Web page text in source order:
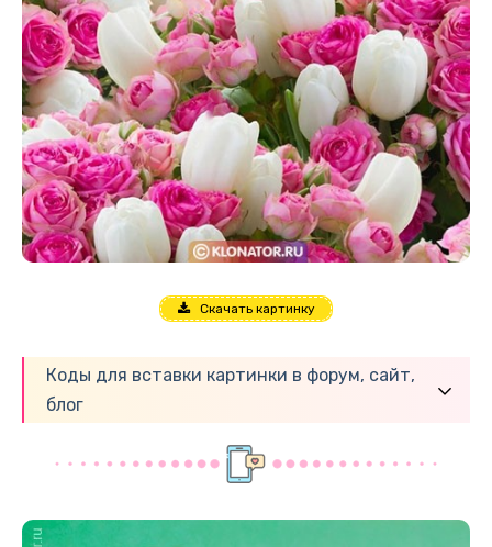
Скачать картинку
Коды для вставки картинки в форум, сайт,
блог